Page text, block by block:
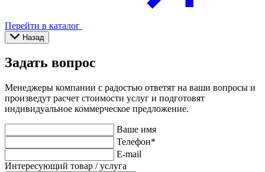
Перейти в каталог
Назад
Задать вопрос
Менеджеры компании с радостью ответят на ваши вопросы и
произведут расчет стоимости услуг и подготовят
индивидуальное коммерческое предложение.
Ваше имя
Телефон*
E-mail
Интересующий товар / услуга